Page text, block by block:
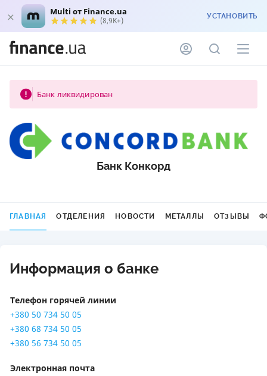
Multi от Finance.ua
(8,9K+) УСТАНОВИТЬ
Банк ликвидирован
Банк Конкорд
ГЛАВНАЯ ОТДЕЛЕНИЯ НОВОСТИ МЕТАЛЛЫ ОТЗЫВЫ
Информация о банке
Телефон горячей линии
+380 50 734 50 05
+380 68 734 50 05
+380 56 734 50 05
Электронная почта